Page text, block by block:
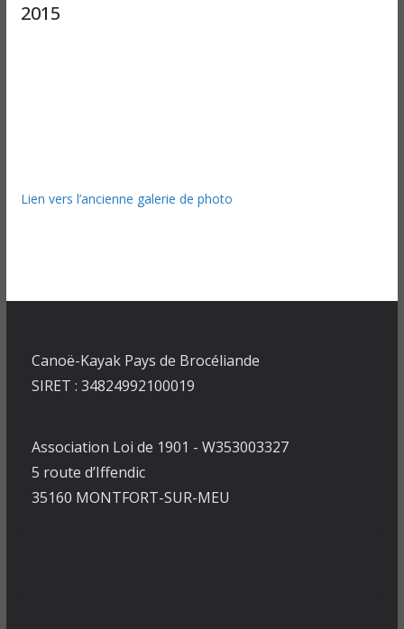
2015
Lien vers l’ancienne galerie de photo
Canoë-Kayak Pays de Brocéliande
SIRET : 34824992100019
Association Loi de 1901 - W353003327
5 route d’Iffendic
35160 MONTFORT-SUR-MEU